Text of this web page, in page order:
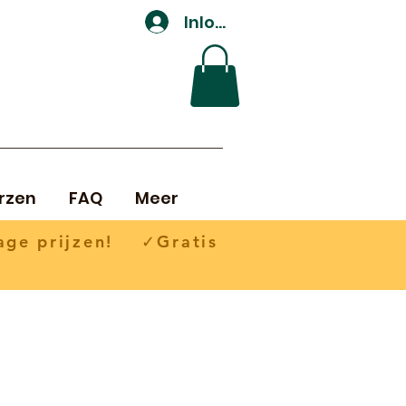
Inloggen
FAQ Meer
prijzen! ✓Gratis